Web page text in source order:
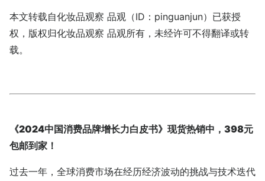
本文转载自化妆品观察 品观（ID：pinguanjun）已获授
权，版权归化妆品观察 品观所有，未经许可不得翻译或转
载。
《2024中国消费品牌增长力白皮书》现货热销中，398元
包邮到家！
过去一年，全球消费市场在经历经济波动的挑战与技术迭代